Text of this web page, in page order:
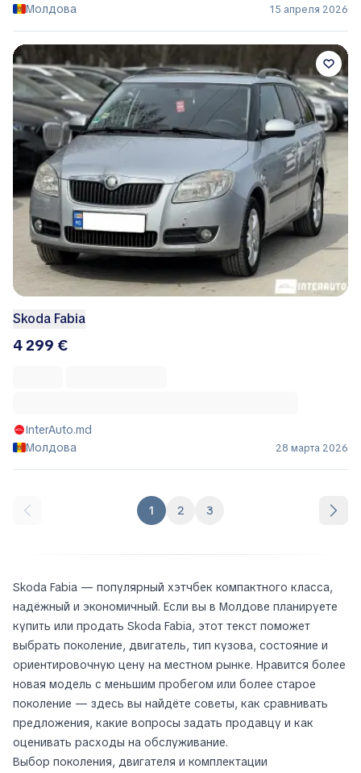
Skoda Fabia
7 499 €
InterAuto.md
Молдова
15 апреля 2026
InterAuto.md
Молдова
28 марта 2026
1